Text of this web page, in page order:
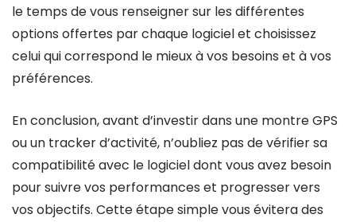
le temps de vous renseigner sur les différentes
options offertes par chaque logiciel et choisissez
celui qui correspond le mieux à vos besoins et à vos
préférences.
En conclusion, avant d’investir dans une montre GPS
ou un tracker d’activité, n’oubliez pas de vérifier sa
compatibilité avec le logiciel dont vous avez besoin
pour suivre vos performances et progresser vers
vos objectifs. Cette étape simple vous évitera des